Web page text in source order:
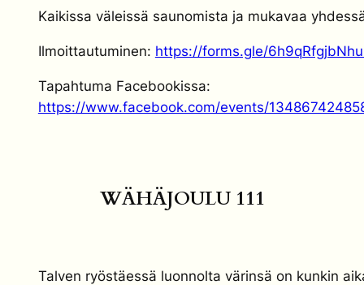
Kaikissa väleissä saunomista ja mukavaa
Ilmoittautuminen: https://forms.gle/
Tapahtuma Facebookissa:
https://www.facebook.com/events/
WÄHÄJOULU 111
Talven ryöstäessä luonnolta värinsä on kunkin